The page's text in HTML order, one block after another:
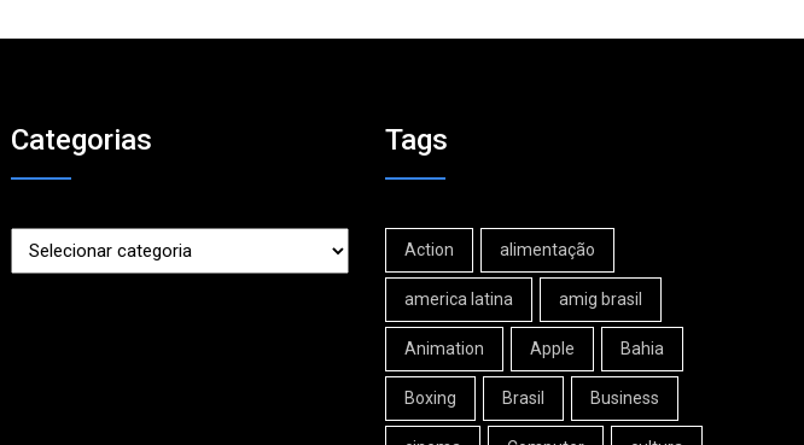
Categorias
Categorias
Tags
Action alimentação
america latina amig brasil
Animation Apple Bahia
Boxing Brasil Business